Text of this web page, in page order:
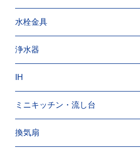
水栓金具
浄水器
IH
ミニキッチン・流し台
換気扇